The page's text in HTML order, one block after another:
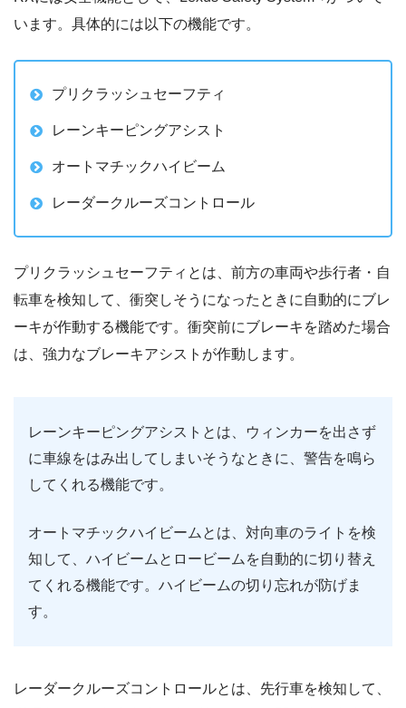
います。具体的には以下の機能です。
プリクラッシュセーフティ
レーンキーピングアシスト
オートマチックハイビーム
レーダークルーズコントロール
プリクラッシュセーフティとは、前方の車両や歩行者・自
転車を検知して、衝突しそうになったときに自動的にブレ
ーキが作動する機能です。衝突前にブレーキを踏めた場合
は、強力なブレーキアシストが作動します。
レーンキーピングアシストとは、ウィンカーを出さず
に車線をはみ出してしまいそうなときに、警告を鳴ら
してくれる機能です。
オートマチックハイビームとは、対向車のライトを検
知して、ハイビームとロービームを自動的に切り替え
てくれる機能です。ハイビームの切り忘れが防げま
す。
レーダークルーズコントロールとは、先行車を検知して、